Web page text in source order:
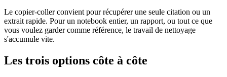
Le copier-coller convient pour récupérer une seule citation ou un
extrait rapide. Pour un notebook entier, un rapport, ou tout ce que
vous voulez garder comme référence, le travail de nettoyage
s'accumule vite.
Les trois options côte à côte